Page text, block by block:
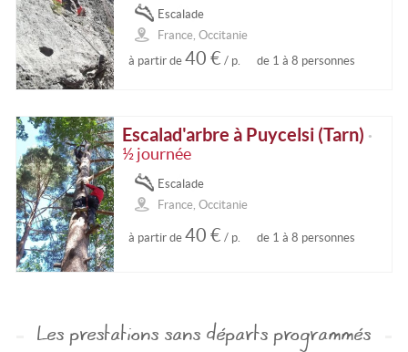
Escalade
France, Occitanie
à partir de 40 € / p. de 1 à 8 personnes
Escalad'arbre à Puycelsi (Tarn) •
½ journée
Escalade
France, Occitanie
à partir de 40 € / p. de 1 à 8 personnes
Les prestations sans départs programmés